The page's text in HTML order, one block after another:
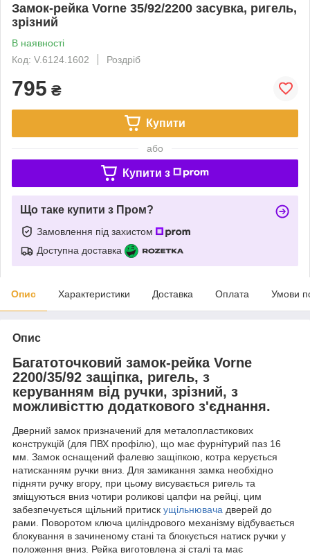
Замок-рейка Vorne 35/92/2200 засувка, ригель,
зрізний
В наявності
Код: V.6124.1602
Роздріб
795 ₴
Купити
або
Купити з
Що таке купити з Пром?
Замовлення під захистом
Доступна доставка
Опис Характеристики Доставка Оплата Умови
Опис
Багатоточковий замок-рейка Vorne
2200/35/92 защіпка, ригель, з
керуванням від ручки, зрізний, з
можливісттю додаткового з'єднання.
Дверний замок призначений для металопластикових
конструкцій (для ПВХ профілю), що має фурнітурий паз 16
мм. Замок оснащений фалевю защіпкою, котра керується
натисканням ручки вниз. Для замикання замка необхідно
підняти ручку вгору, при цьому висувається ригель та
зміщуються вниз чотири роликові цапфи на рейці, цим
забезпечується щільний притиск ущільнювача дверей до
рами. Поворотом ключа циліндрового механізму відбувається
блокування в зачиненому стані та блокується натиск ручки у
положення вниз. Рейка виготовлена зі сталі та має